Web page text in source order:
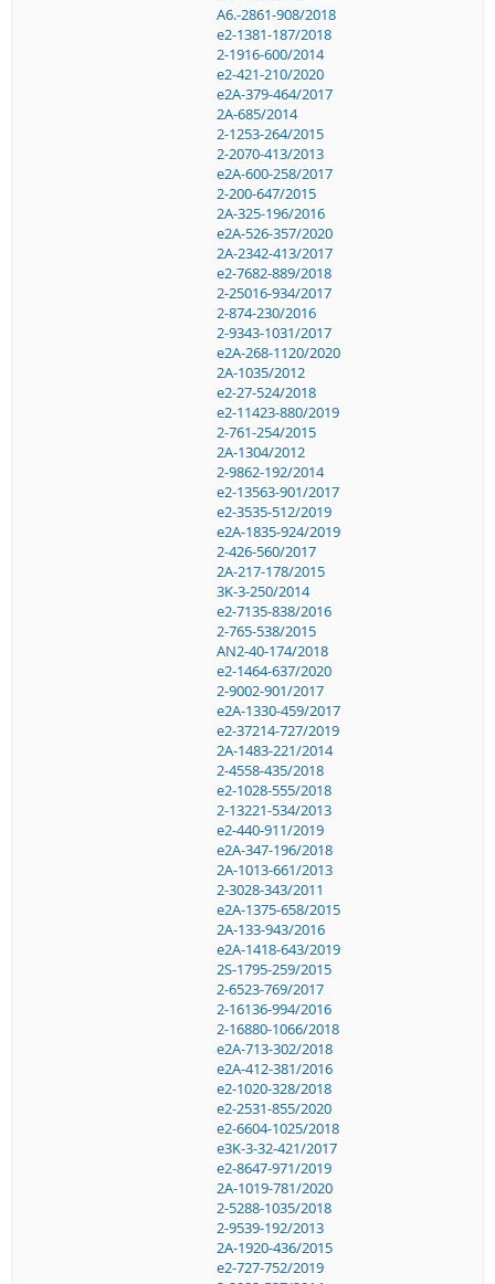
A6.-2861-908/2018
e2-1381-187/2018
2-1916-600/2014
e2-421-210/2020
e2A-379-464/2017
2A-685/2014
2-1253-264/2015
2-2070-413/2013
e2A-600-258/2017
2-200-647/2015
2A-325-196/2016
e2A-526-357/2020
2A-2342-413/2017
e2-7682-889/2018
2-25016-934/2017
2-874-230/2016
2-9343-1031/2017
e2A-268-1120/2020
2A-1035/2012
e2-27-524/2018
e2-11423-880/2019
2-761-254/2015
2A-1304/2012
2-9862-192/2014
e2-13563-901/2017
e2-3535-512/2019
e2A-1835-924/2019
2-426-560/2017
2A-217-178/2015
3K-3-250/2014
e2-7135-838/2016
2-765-538/2015
AN2-40-174/2018
e2-1464-637/2020
2-9002-901/2017
e2A-1330-459/2017
e2-37214-727/2019
2A-1483-221/2014
2-4558-435/2018
e2-1028-555/2018
2-13221-534/2013
e2-440-911/2019
e2A-347-196/2018
2A-1013-661/2013
2-3028-343/2011
e2A-1375-658/2015
2A-133-943/2016
e2A-1418-643/2019
2S-1795-259/2015
2-6523-769/2017
2-16136-994/2016
2-16880-1066/2018
e2A-713-302/2018
e2A-412-381/2016
e2-1020-328/2018
e2-2531-855/2020
e2-6604-1025/2018
e3K-3-32-421/2017
e2-8647-971/2019
2A-1019-781/2020
2-5288-1035/2018
2-9539-192/2013
2A-1920-436/2015
e2-727-752/2019